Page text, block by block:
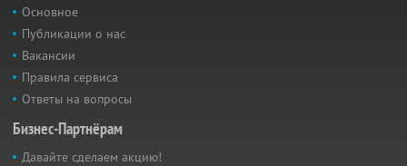
Основное
Публикации о нас
Вакансии
Правила сервиса
Ответы на вопросы
Бизнес-Партнёрам
Давайте сделаем акцию!